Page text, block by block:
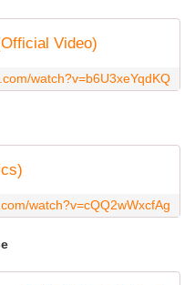
Video)
watch?v=b6U3xeYqdKQ
watch?v=cQQ2wWxcfAg